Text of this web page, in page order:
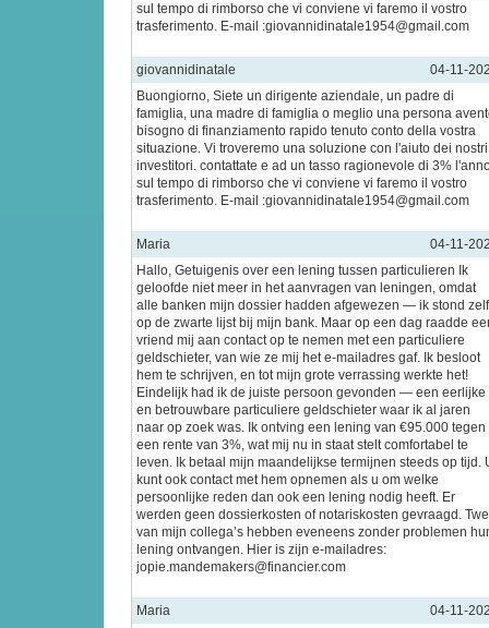
sul tempo di rimborso che vi conviene vi faremo il vostro
trasferimento. E-mail :giovannidinatale1954@gmail.com
giovannidinatale
04-11-
Buongiorno, Siete un dirigente aziendale, un padre di
famiglia, una madre di famiglia o meglio una persona
bisogno di finanziamento rapido tenuto conto della vostra
situazione. Vi troveremo una soluzione con l'aiuto dei nostri
investitori. contattate e ad un tasso ragionevole di 3%
sul tempo di rimborso che vi conviene vi faremo il vostro
trasferimento. E-mail :giovannidinatale1954@gmail.com
Maria
04-11-
Hallo, Getuigenis over een lening tussen particulieren Ik
geloofde niet meer in het aanvragen van leningen, omdat
alle banken mijn dossier hadden afgewezen — ik stond
op de zwarte lijst bij mijn bank. Maar op een dag raadde
vriend mij aan contact op te nemen met een particuliere
geldschieter, van wie ze mij het e-mailadres gaf. Ik besloot
hem te schrijven, en tot mijn grote verrassing werkte het!
Eindelijk had ik de juiste persoon gevonden — een eerlijke
en betrouwbare particuliere geldschieter waar ik al jaren
naar op zoek was. Ik ontving een lening van €95.000 tegen
een rente van 3%, wat mij nu in staat stelt comfortabel te
leven. Ik betaal mijn maandelijkse termijnen steeds op tijd.
kunt ook contact met hem opnemen als u om welke
persoonlijke reden dan ook een lening nodig heeft. Er
werden geen dossierkosten of notariskosten gevraagd.
van mijn collega’s hebben eveneens zonder problemen
lening ontvangen. Hier is zijn e-mailadres:
jopie.mandemakers@financier.com
Maria
04-11-